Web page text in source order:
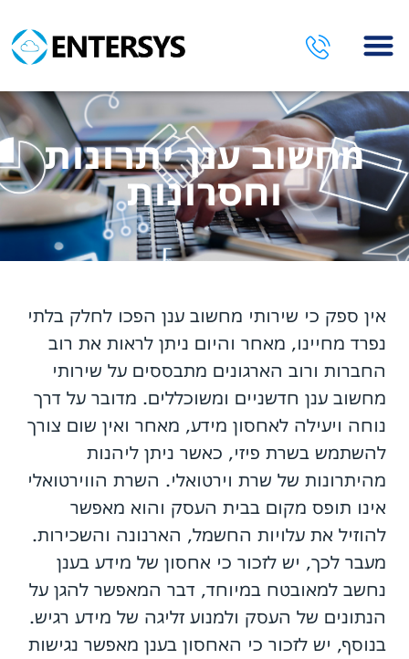
מחשוב ענן יתרונות
וחסרונות
אין ספק כי שירותי מחשוב ענן הפכו לחלק בלתי
נפרד מחיינו, מאחר והיום ניתן לראות את רוב
החברות ורוב הארגונים מתבססים על שירותי
מחשוב ענן חדשניים ומשוכללים. מדובר על דרך
נוחה ויעילה לאחסון מידע, מאחר ואין שום צורך
להשתמש בשרת פיזי, כאשר ניתן ליהנות
מהיתרונות של שרת וירטואלי. השרת הווירטואלי
אינו תופס מקום בבית העסק והוא מאפשר
להוזיל את עלויות החשמל, הארנונה והשכירות.
מעבר לכך, יש לזכור כי אחסון של מידע בענן
נחשב למאובטח במיוחד, דבר המאפשר להגן על
הנתונים של העסק ולמנוע זליגה של מידע רגיש.
בנוסף, יש לזכור כי האחסון בענן מאפשר נגישות